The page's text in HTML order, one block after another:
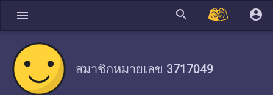
menu search account_circle
สมาชิกหมายเลข 3717049